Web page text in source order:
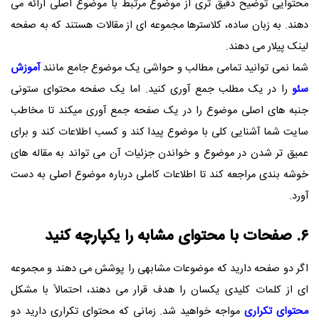
محتوایی توضیح دقیق تری از موضوع مرتبط با موضوع اصلی ارائه می
دهند. به زبان ساده، کلاسترها مجموعه ای از مقالات هستند که به صفحه
لینک پیلار می دهند.
شما نمی توانید تمامی مطالب و حواشی یک موضوع جامع مانندآموزش
سئو را در یک مطلب جمع آوری کنید. اما یک صفحه محتوای ستونی
جنبه های اصلی موضوع را در یک صفحه جمع آوری میکند تا مخاطب
سایت شما آشنایی کلی با موضوع پیدا کند و کسب اطلاعات کند و برای
عمیق تر شدن در موضوع و خواندن جزئیات آن می تواند به مقاله های
خوشه بندی مراجعه کند تا اطلاعات کاملی درباره موضوع اصلی به دست
آورد.
۶. صفحات با محتوای مشابه را یکپارچه کنید
اگر دو صفحه دارید که موضوعات مشابهی را پوشش می دهند و مجموعه
ای از کلمات کلیدی یکسان را هدف قرار می دهند، احتمالاً با مشکل
محتوای تکراریمواجه خواهید شد. زمانی که محتوای تکراری دارید دو